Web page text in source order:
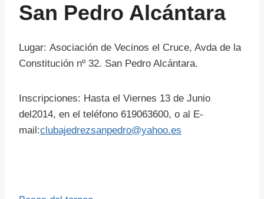
San Pedro Alcántara
Lugar: Asociación de Vecinos el Cruce, Avda de la
Constitución nº 32. San Pedro Alcántara.
Inscripciones: Hasta el Viernes 13 de Junio
del2014, en el teléfono 619063600, o al E-
mail:clubajedrezsanpedro@yahoo.es